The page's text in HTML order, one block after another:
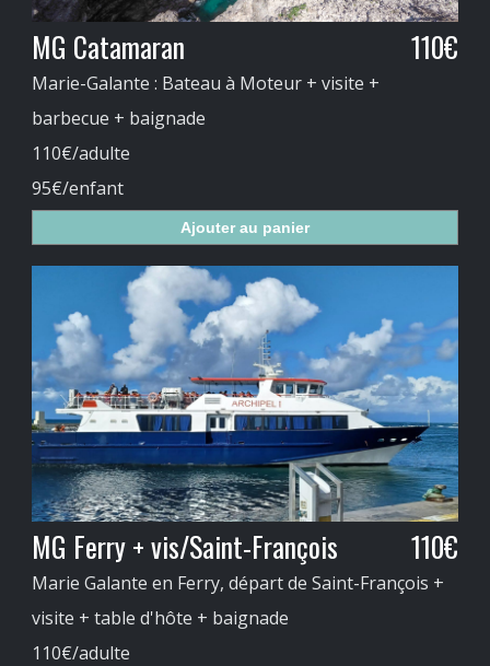
110€
MG Catamaran
Marie-Galante : Bateau à Moteur + visite +
barbecue + baignade
110€/adulte
95€/enfant
Ajouter au panier
110€
MG Ferry + vis/Saint-François
Marie Galante en Ferry, départ de Saint-François +
visite + table d'hôte + baignade
110€/adulte